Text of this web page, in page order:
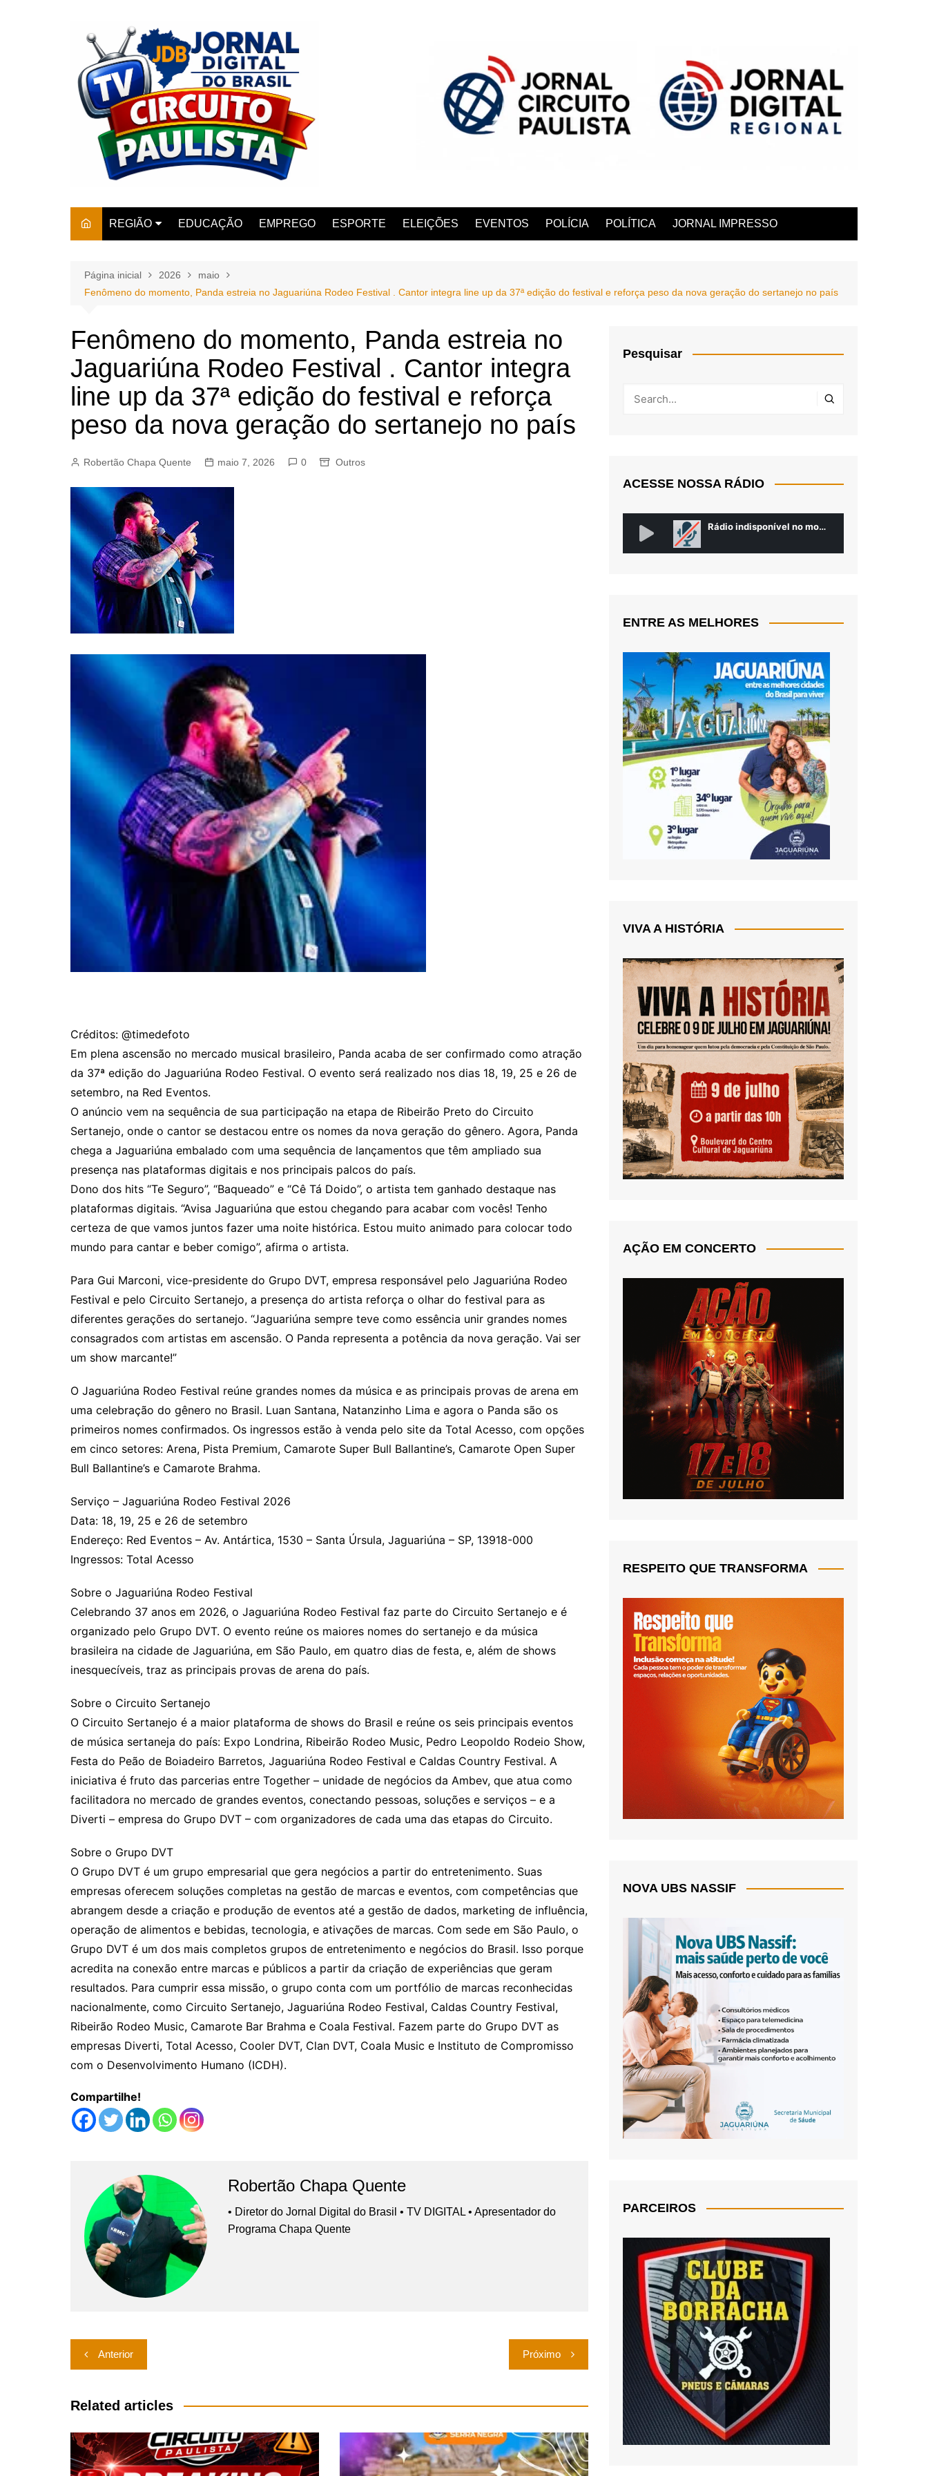
REGIÃO
AMERICANA
CAMPINAS
ESTIVA GERBI
JAGUARIÚNA
JUNDIAÍ
LIMEIRA
MOGI GUAÇU
EDUCAÇÃO EMPREGO ESPORTE ELEIÇÕES EVENTOS POLÍCIA POLÍTICA JORNAL IMPRESSO
Página inicial 2026
maio
Fenômeno do momento, Panda estreia no Jaguariúna Rodeo Festival . Cantor integra line up da 37ª edição do festival e reforça peso da nova geração do sertanejo no país
Fenômeno do momento, Panda estreia no
Jaguariúna Rodeo Festival . Cantor integra
line up da 37ª edição do festival e reforça
peso da nova geração do sertanejo no país
Robertão Chapa Quente maio 7, 2026 0 Outros
Créditos: @timedefoto
Em plena ascensão no mercado musical brasileiro, Panda acaba de ser confirmado como atração
da 37ª edição do Jaguariúna Rodeo Festival. O evento será realizado nos dias 18, 19, 25 e 26 de
setembro, na Red Eventos.
O anúncio vem na sequência de sua participação na etapa de Ribeirão Preto do Circuito
Sertanejo, onde o cantor se destacou entre os nomes da nova geração do gênero. Agora, Panda
chega a Jaguariúna embalado com uma sequência de lançamentos que têm ampliado sua
presença nas plataformas digitais e nos principais palcos do país.
Dono dos hits “Te Seguro”, “Baqueado” e “Cê Tá Doido”, o artista tem ganhado destaque nas
plataformas digitais. “Avisa Jaguariúna que estou chegando para acabar com vocês! Tenho
certeza de que vamos juntos fazer uma noite histórica. Estou muito animado para colocar todo
mundo para cantar e beber comigo”, afirma o artista.
Para Gui Marconi, vice-presidente do Grupo DVT, empresa responsável pelo Jaguariúna Rodeo
Festival e pelo Circuito Sertanejo, a presença do artista reforça o olhar do festival para as
diferentes gerações do sertanejo. “Jaguariúna sempre teve como essência unir grandes nomes
consagrados com artistas em ascensão. O Panda representa a potência da nova geração. Vai ser
um show marcante!”
O Jaguariúna Rodeo Festival reúne grandes nomes da música e as principais provas de arena em
uma celebração do gênero no Brasil. Luan Santana, Natanzinho Lima e agora o Panda são os
primeiros nomes confirmados. Os ingressos estão à venda pelo site da Total Acesso, com opções
em cinco setores: Arena, Pista Premium, Camarote Super Bull Ballantine’s, Camarote Open Super
Bull Ballantine’s e Camarote Brahma.
Serviço – Jaguariúna Rodeo Festival 2026
Data: 18, 19, 25 e 26 de setembro
Endereço: Red Eventos – Av. Antártica, 1530 – Santa Úrsula, Jaguariúna – SP, 13918-000
Ingressos: Total Acesso
Sobre o Jaguariúna Rodeo Festival
Celebrando 37 anos em 2026, o Jaguariúna Rodeo Festival faz parte do Circuito Sertanejo e é
organizado pelo Grupo DVT. O evento reúne os maiores nomes do sertanejo e da música
brasileira na cidade de Jaguariúna, em São Paulo, em quatro dias de festa, e, além de shows
inesquecíveis, traz as principais provas de arena do país.
Sobre o Circuito Sertanejo
O Circuito Sertanejo é a maior plataforma de shows do Brasil e reúne os seis principais eventos
de música sertaneja do país: Expo Londrina, Ribeirão Rodeo Music, Pedro Leopoldo Rodeio Show,
Festa do Peão de Boiadeiro Barretos, Jaguariúna Rodeo Festival e Caldas Country Festival. A
iniciativa é fruto das parcerias entre Together – unidade de negócios da Ambev, que atua como
facilitadora no mercado de grandes eventos, conectando pessoas, soluções e serviços – e a
Diverti – empresa do Grupo DVT – com organizadores de cada uma das etapas do Circuito.
Sobre o Grupo DVT
O Grupo DVT é um grupo empresarial que gera negócios a partir do entretenimento. Suas
empresas oferecem soluções completas na gestão de marcas e eventos, com competências que
abrangem desde a criação e produção de eventos até a gestão de dados, marketing de influência,
operação de alimentos e bebidas, tecnologia, e ativações de marcas. Com sede em São Paulo, o
Grupo DVT é um dos mais completos grupos de entretenimento e negócios do Brasil. Isso porque
acredita na conexão entre marcas e públicos a partir da criação de experiências que geram
resultados. Para cumprir essa missão, o grupo conta com um portfólio de marcas reconhecidas
nacionalmente, como Circuito Sertanejo, Jaguariúna Rodeo Festival, Caldas Country Festival,
Ribeirão Rodeo Music, Camarote Bar Brahma e Coala Festival. Fazem parte do Grupo DVT as
empresas Diverti, Total Acesso, Cooler DVT, Clan DVT, Coala Music e Instituto de Compromisso
com o Desenvolvimento Humano (ICDH).
Compartilhe!
Robertão Chapa Quente
• Diretor do Jornal Digital do Brasil • TV DIGITAL • Apresentador do
Programa Chapa Quente
Navegação
de
Post
Anterior Próximo
Related articles
Pesquisar
ACESSE NOSSA RÁDIO
ENTRE AS MELHORES
VIVA A HISTÓRIA
AÇÃO EM CONCERTO
RESPEITO QUE TRANSFORMA
NOVA UBS NASSIF
PARCEIROS